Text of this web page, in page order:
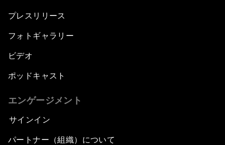
プレスリリース
フォトギャラリー
ビデオ
ポッドキャスト
エンゲージメント
サインイン
パートナー（組織）について